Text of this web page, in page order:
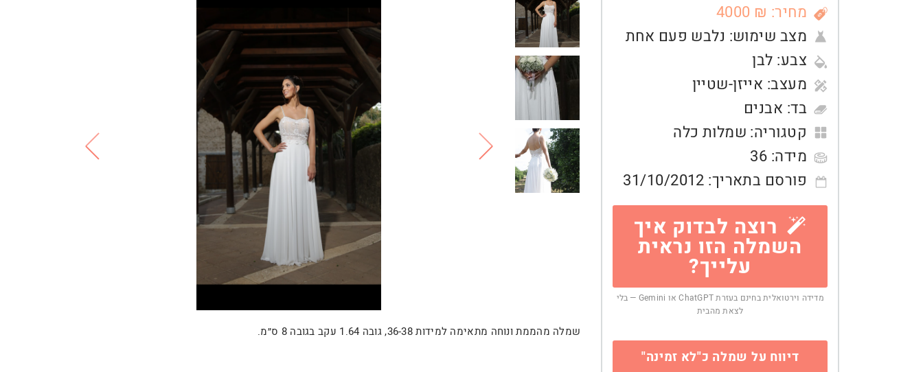
מחיר: ₪ 4000
מצב שימוש: נלבש פעם אחת
צבע: לבן
מעצב: אייזן-שטיין
בד: אבנים
קטגוריה: שמלות כלה
מידה: 36
פורסם בתאריך: 31/10/2012
רוצה לבדוק איך
השמלה הזו נראית
עלייך?
מדידה וירטואלית בחינם בעזרת ChatGPT או Gemini — בלי
לצאת מהבית
דיווח על שמלה כ"לא זמינה"
שמלה מהממת ונוחה מתאימה למידות 36-38, גובה 1.64 עקב בגובה 8 ס״מ.